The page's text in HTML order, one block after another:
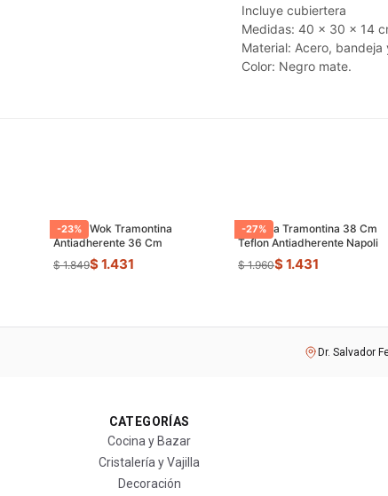
Incluye cubiertera
Medidas: 40 x 30 x 14
Material: Acero,
Color: Negro mate.
-23%
Sarten Wok Tramontina
Antiadherente 36 Cm
$ 1.849$ 1.431
-27%
Paellera Tramontina 38 Cm
Teflon Antiadherente Napoli
$ 1.960$ 1.431
Dr. Salvador
CATEGORÍAS
Cocina y Bazar
Cristalería y Vajilla
Decoración